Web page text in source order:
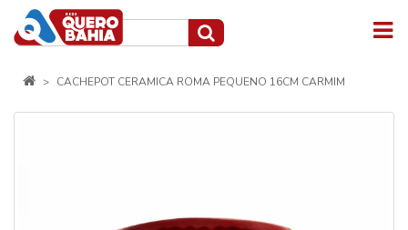
CACHEPOT CERAMICA ROMA PEQUENO 16CM CARMIM